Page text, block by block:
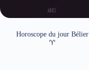
Horoscope du jour Bélier
♈